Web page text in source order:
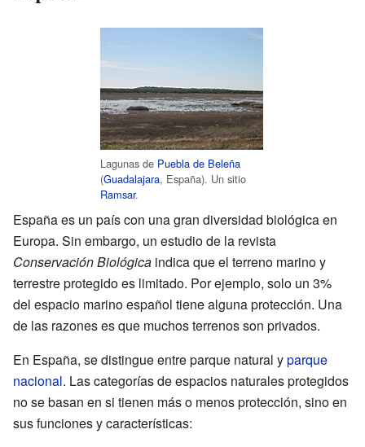
Lagunas de Puebla de Beleña
(Guadalajara, España). Un sitio
Ramsar.
España es un país con una gran diversidad biológica en
Europa. Sin embargo, un estudio de la revista
Conservación Biológica indica que el terreno marino y
terrestre protegido es limitado. Por ejemplo, solo un 3%
del espacio marino español tiene alguna protección. Una
de las razones es que muchos terrenos son privados.
En España, se distingue entre parque natural yparque
nacional. Las categorías de espacios naturales protegidos
no se basan en si tienen más o menos protección, sino en
sus funciones y características: